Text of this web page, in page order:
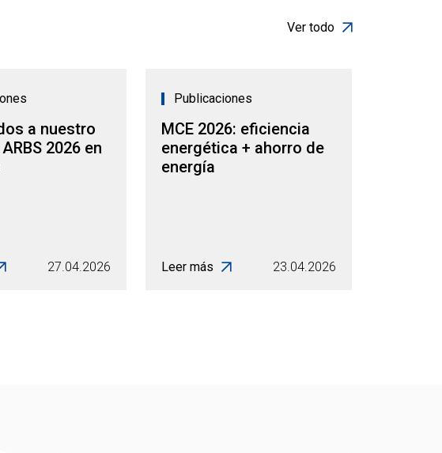
Ver todo
a nuestro
2026 en
27.04.2026
Publicaciones
MCE 2026: eficiencia
energética + ahorro de
energía
Leer más 23.04.2026